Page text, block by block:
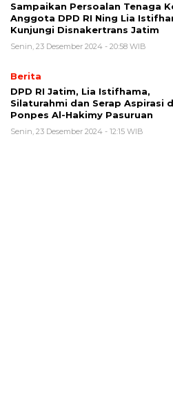
Sampaikan Persoalan Tenaga
Anggota DPD RI Ning Lia
Kunjungi Disnakertrans Jatim
Senin, 23 Desember 2024 - 20:58 WIB
Berita
DPD RI Jatim, Lia Istifhama,
Silaturahmi dan Serap Aspirasi
Ponpes Al-Hakimy Pasuruan
Senin, 23 Desember 2024 - 12:15 WIB